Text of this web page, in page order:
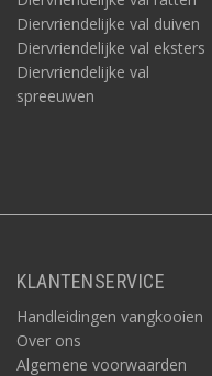
Diervriendelijke val duiven
Diervriendelijke val eksters
Diervriendelijke val
spreeuwen
KLANTENSERVICE
Handleidingen vangkooien
Over ons
Algemene voorwaarden